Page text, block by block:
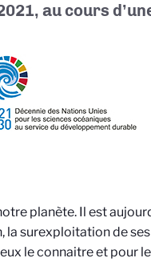
au cours
notre planète. Il est
la surexploitation de
le connaitre et pour